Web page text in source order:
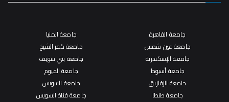
جامعة القاهرة
جامعة عين شمس
جامعة الإسكندرية
جامعة أسيوط
جامعة الزقازيق
جامعة طنطا
جامعة المنيا
جامعة كفر الشيخ
جامعة بني سويف
جامعة الفيوم
جامعة السويس
جامعة قناة السويس